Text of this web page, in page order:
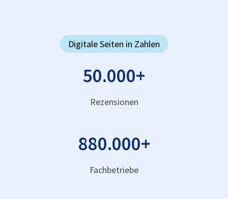
Digitale Seiten in Zahlen
50.000+
Rezensionen
880.000+
Fachbetriebe